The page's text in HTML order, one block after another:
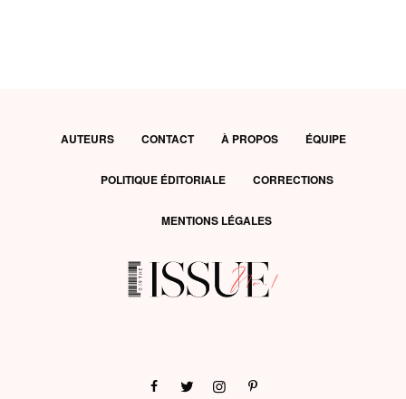
AUTEURS CONTACT À PROPOS ÉQUIPE
POLITIQUE ÉDITORIALE CORRECTIONS
MENTIONS LÉGALES